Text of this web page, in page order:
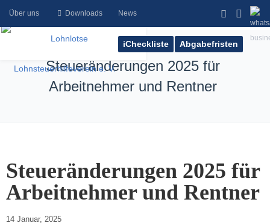
Abgabefristen
iCheckliste
Über uns Downloads News
Steueränderungen 2025 für
Arbeitnehmer und Rentner
Steueränderungen 2025 für
Arbeitnehmer und Rentner
14 Januar, 2025